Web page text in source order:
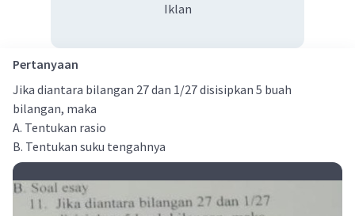
Iklan
Pertanyaan
Jika diantara bilangan 27 dan 1/27 disisipkan 5 buah
bilangan, maka
A. Tentukan rasio
B. Tentukan suku tengahnya